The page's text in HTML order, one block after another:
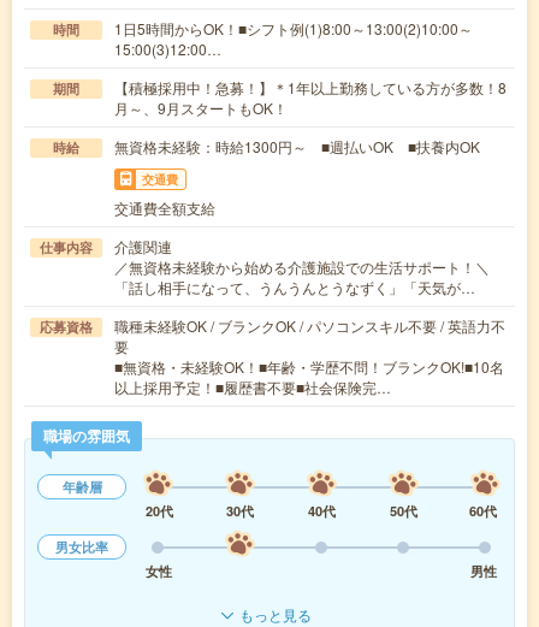
時間
1日5時間からOK！■シフト例(1)8:00～13:00(2)10:00～
15:00(3)12:00…
期間
【積極採用中！急募！】＊1年以上勤務している方が多数！8
月～、9月スタートもOK！
時給 無資格未経験：時給1300円～ ■週払いOK ■扶養内OK
交通費
交通費全額支給
仕事内容
介護関連
／無資格未経験から始める介護施設での生活サポート！＼
「話し相手になって、うんうんとうなずく」「天気が…
応募資格
職種未経験OK / ブランクOK / パソコンスキル不要 / 英語力不
要
■無資格・未経験OK！■年齢・学歴不問！ブランクOK!■10名
以上採用予定！■履歴書不要■社会保険完…
職場の雰囲気
年齢層
20代
30代 40代 50代
60代
男女比率
女性
男性
もっと見る